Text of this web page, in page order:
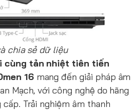
chia sẻ dữ liệu
cùng tản nhiệt tiên tiến
16 mang đến giải pháp âm
Mạch, với công nghệ do hãng
cấp. Trải nghiệm âm thanh